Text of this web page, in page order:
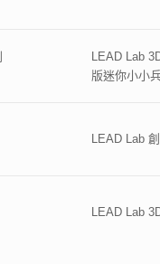
LEAD Lab
版迷你小小
LEAD Lab
LEAD Lab